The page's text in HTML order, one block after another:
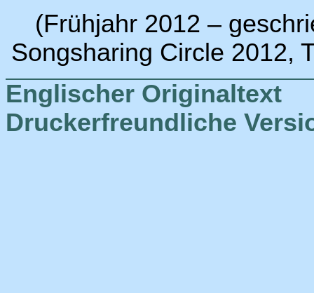
(Frühjahr 2012 –
Songsharing Circle 2012,
Englischer Originaltext
Druckerfreundliche